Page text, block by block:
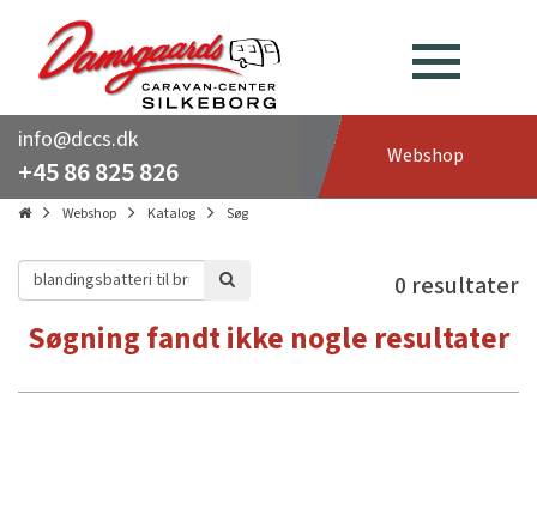
info@dccs.dk
+45 86 825 826 Webshop
Webshop Katalog Søg
0 resultater
Søgning fandt ikke nogle resultater